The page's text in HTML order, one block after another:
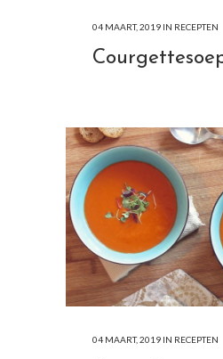
04 MAART, 2019 IN RECEPTEN
04 MAART, 2019 IN RECEPTEN